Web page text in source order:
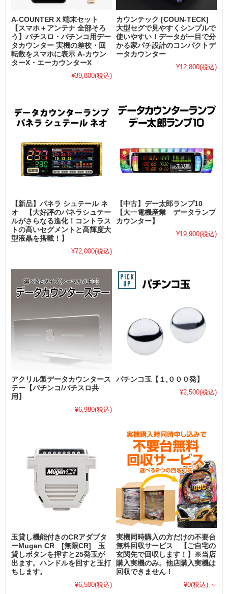
A-COUNTER X 端末セット
【スマホ＋アンテナ 全部そろ
う】パチスロ・パチンコ用デー
タカウンター 実機の差枚・回
転数をスマホに表示 A-カウン
ターX・エーカウンターX
¥39,800(税込)
カウンテック [COUN-TECK]
大型セグで見やすくシンプルで
使いやすい！データが一目で分
かる家パチ設計のコンパクトデ
ータカウンター
¥12,800(税込)
【新品】パネラ シュテール ネ
オ 【大好評のパネラシュテー
ルがさらなる進化！コントラス
トの高いセグメントと高輝度大
型液晶を搭載！】
¥72,000(税込)
【中古】デー太郎ランプ10
【大一電機産業 データランプ
カウンター】
¥19,900(税込)
アクリル製データカウンタース
テー【パチンコ/パチスロ共
用】
¥6,980(税込)
パチンコ玉【１,０００発】
¥2,500(税込)
玉貸し機能付きのCRアダプタ
ーMugen CR [無限CR] 玉
貸しボタンを押すと25発玉が
出ます。ハンドルを回すと玉打
ちします。
¥6,500(税込)
実機同時購入の方だけの不要台
無料回収サービス 【ご自宅の
玄関先で回収します！】※当店
購入実機のみ。他店購入実機は
回収できません！
¥0(税込) ～